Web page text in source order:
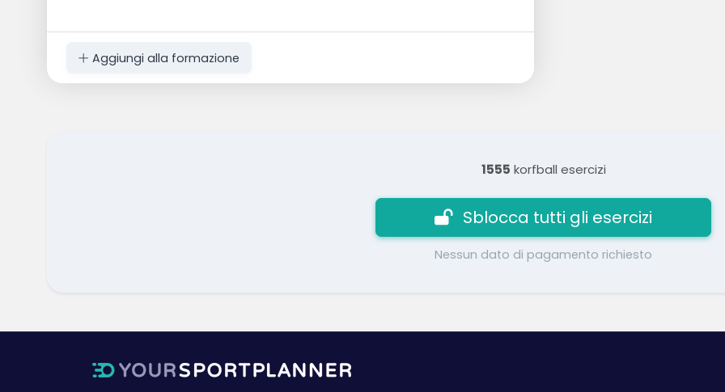
Aggiungi alla formazione
1555 korfball esercizi
Sblocca tutti gli esercizi
Nessun dato di pagamento richiesto